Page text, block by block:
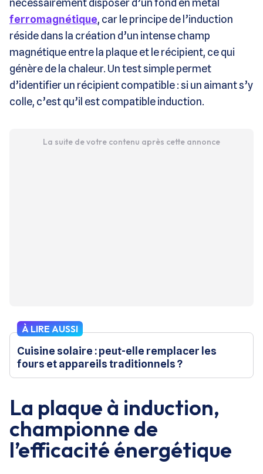
ferromagnétique, car le principe de l’induction
réside dans la création d’un intense champ
magnétique entre la plaque et le récipient, ce qui
génère de la chaleur. Un test simple permet
d’identifier un récipient compatible : si un aimant s’y
colle, c’est qu’il est compatible induction.
La suite de votre contenu après cette annonce
À LIRE AUSSI
Cuisine solaire : peut-elle remplacer les
fours et appareils traditionnels ?
La plaque à induction,
championne de
l’efficacité énergétique